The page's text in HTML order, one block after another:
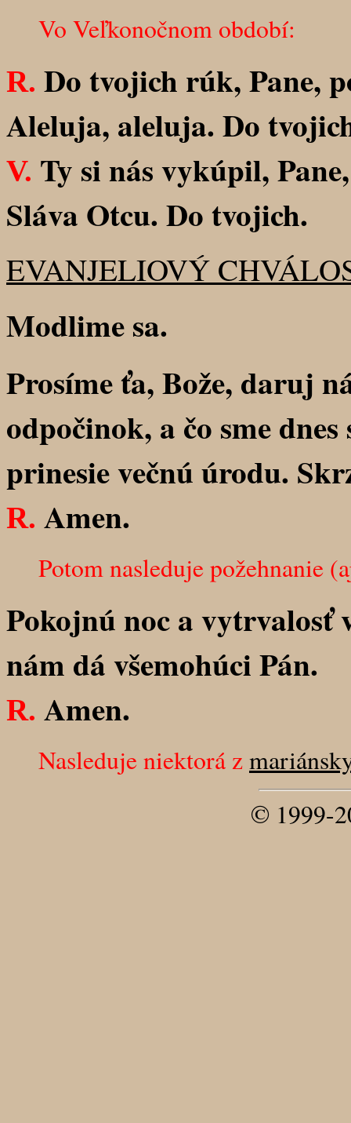
Vo Veľkonočnom období:
R. Do tvojich rúk, Pane,
Aleluja, aleluja. Do
V. Ty si nás vykúpil,
Sláva Otcu. Do tvojich.
EVANJELIOVÝ
Modlime sa.
Prosíme ťa, Bože, daruj
odpočinok, a čo sme
prinesie večnú úrodu.
R. Amen.
Potom nasleduje požehnanie
Pokojnú noc a vytrvalosť
nám dá všemohúci Pán.
R. Amen.
Nasleduje niektorá z
© 1999-